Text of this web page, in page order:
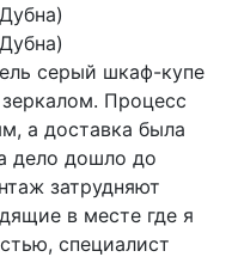
серый шкаф-купе
Процесс
а доставка была
дело дошло до
затрудняют
в месте где я
специалист